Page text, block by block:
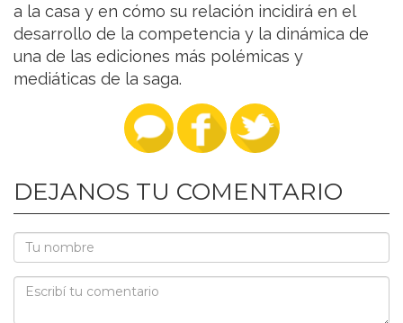
a la casa y en cómo su relación incidirá en el
desarrollo de la competencia y la dinámica de
una de las ediciones más polémicas y
mediáticas de la saga.
DEJANOS TU COMENTARIO